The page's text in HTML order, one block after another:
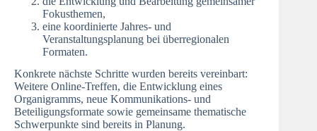
Fokusthemen,
eine koordinierte Jahres- und
Veranstaltungsplanung bei überregionalen
Formaten.
Konkrete nächste Schritte wurden bereits vereinbart:
Weitere Online-Treffen, die Entwicklung eines
Organigramms, neue Kommunikations- und
Beteiligungsformate sowie gemeinsame thematische
Schwerpunkte sind bereits in Planung.